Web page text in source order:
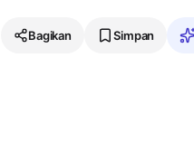
Bagikan Simpan